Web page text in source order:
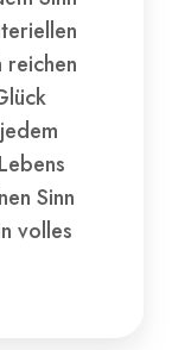
Sinn
volles